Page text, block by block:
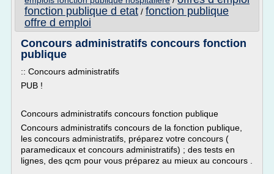
fonction publique d etat / fonction publique
offre d emploi
Concours administratifs concours fonction
publique
:: Concours administratifs
PUB !
Concours administratifs concours fonction publique
Concours administratifs concours de la fonction publique,
les concours administratifs, préparez votre concours (
paramedicaux et concours administratifs) ; des tests en
lignes, des qcm pour vous préparez au mieux au concours .